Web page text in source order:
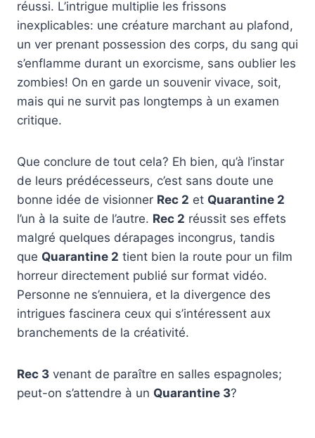
réussi. L’intrigue multiplie les frissons
inexplicables: une créature marchant au plafond,
un ver prenant possession des corps, du sang qui
s’enflamme durant un exorcisme, sans oublier les
zombies! On en garde un souvenir vivace, soit,
mais qui ne survit pas longtemps à un examen
critique.
Que conclure de tout cela? Eh bien, qu’à l’instar
de leurs prédécesseurs, c’est sans doute une
bonne idée de visionner Rec 2 et Quarantine 2
l’un à la suite de l’autre. Rec 2 réussit ses effets
malgré quelques dérapages incongrus, tandis
que Quarantine 2 tient bien la route pour un film
horreur directement publié sur format vidéo.
Personne ne s’ennuiera, et la divergence des
intrigues fascinera ceux qui s’intéressent aux
branchements de la créativité.
Rec 3 venant de paraître en salles espagnoles;
peut-on s’attendre à un Quarantine 3?